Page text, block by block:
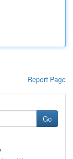
Report Page
Go